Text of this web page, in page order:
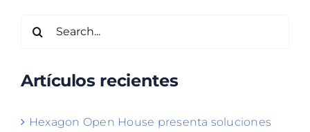
Artículos recientes
Hexagon Open House presenta soluciones